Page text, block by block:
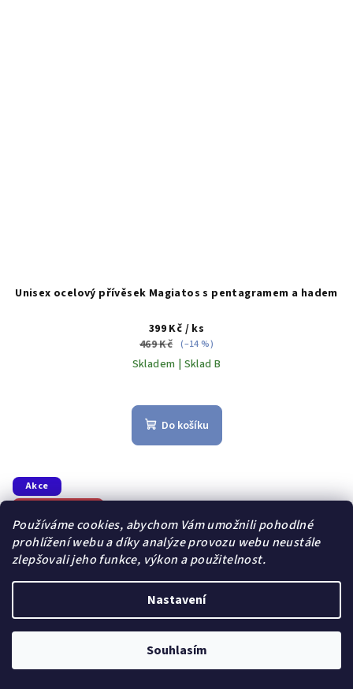
Používáme cookies, abychom Vám umožnili pohodlné
prohlížení webu a díky analýze provozu webu neustále
zlepšovali jeho funkce, výkon a použitelnost.
Nastavení
Souhlasím
Unisex ocelový přívěsek Magiatos s pentagramem a hadem
399 Kč / ks
469 Kč (–14 %)
Skladem | Sklad B
Do košíku
Akce